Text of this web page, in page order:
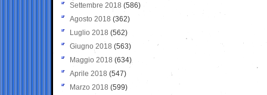
Settembre 2018 (586)
Agosto 2018 (362)
Luglio 2018 (562)
Giugno 2018 (563)
Maggio 2018 (634)
Aprile 2018 (547)
Marzo 2018 (599)